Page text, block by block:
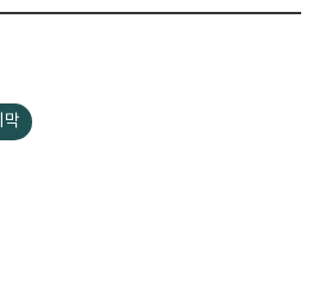
막